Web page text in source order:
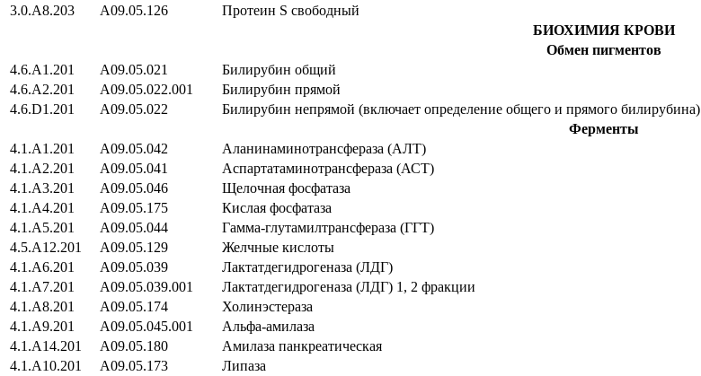
3.0.A8.203
A09.05.126 Протеин S свободный
БИОХИМИЯ КРОВИ
Обмен пигментов
4.6.A1.201
A09.05.021 Билирубин общий
4.6.A2.201
A09.05.022.001 Билирубин прямой
4.6.D1.201
A09.05.022 Билирубин непрямой (включает определение общего и прямого билирубина)
Ферменты
4.1.A1.201
A09.05.042 Аланинаминотрансфераза (АЛТ)
4.1.A2.201
A09.05.041 Аспартатаминотрансфераза (АСТ)
4.1.A3.201
A09.05.046 Щелочная фосфатаза
4.1.A4.201
A09.05.175 Кислая фосфатаза
4.1.A5.201
A09.05.044 Гамма-глутамилтрансфераза (ГГТ)
4.5.A12.201
A09.05.129 Желчные кислоты
4.1.A6.201
A09.05.039 Лактатдегидрогеназа (ЛДГ)
4.1.A7.201
A09.05.039.001 Лактатдегидрогеназа (ЛДГ) 1, 2 фракции
4.1.A8.201
A09.05.174 Холинэстераза
4.1.A9.201
A09.05.045.001 Альфа-амилаза
4.1.A14.201
A09.05.180 Амилаза панкреатическая
4.1.A10.201
A09.05.173 Липаза